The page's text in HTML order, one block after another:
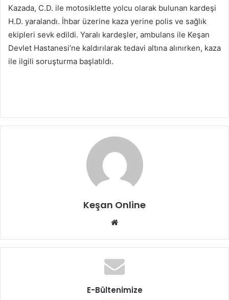
Kazada, C.D. ile motosiklette yolcu olarak bulunan kardeşi
H.D. yaralandı. İhbar üzerine kaza yerine polis ve sağlık
ekipleri sevk edildi. Yaralı kardeşler, ambulans ile Keşan
Devlet Hastanesi’ne kaldırılarak tedavi altına alınırken, kaza
ile ilgili soruşturma başlatıldı.
Keşan Online
Web
E-Bültenimize